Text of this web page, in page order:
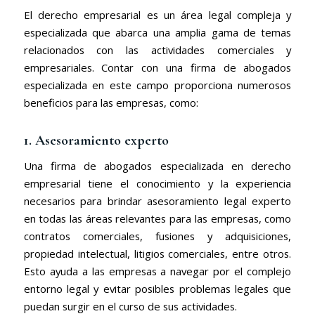
El derecho empresarial es un área legal compleja y
especializada que abarca una amplia gama de temas
relacionados con las actividades comerciales y
empresariales. Contar con una firma de abogados
especializada en este campo proporciona numerosos
beneficios para las empresas, como:
1. Asesoramiento experto
Una firma de abogados especializada en derecho
empresarial tiene el conocimiento y la experiencia
necesarios para brindar asesoramiento legal experto
en todas las áreas relevantes para las empresas, como
contratos comerciales, fusiones y adquisiciones,
propiedad intelectual, litigios comerciales, entre otros.
Esto ayuda a las empresas a navegar por el complejo
entorno legal y evitar posibles problemas legales que
puedan surgir en el curso de sus actividades.